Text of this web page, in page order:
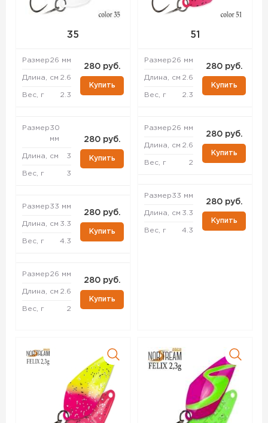
35
Размер26 мм
Длина, см 2.6
Вес, г 2.3
280 руб.
Купить
Размер30
мм
Длина, см 3
Вес, г 3
280 руб.
Купить
Размер33 мм
Длина, см 3.3
Вес, г 4.3
280 руб.
Купить
Размер26 мм
Длина, см 2.6
Вес, г 2
280 руб.
Купить
51
Размер26 мм
Длина, см 2.6
Вес, г 2.3
280 руб.
Купить
Размер26 мм
Длина, см 2.6
Вес, г 2
280 руб.
Купить
Размер33 мм
Длина, см 3.3
Вес, г 4.3
280 руб.
Купить